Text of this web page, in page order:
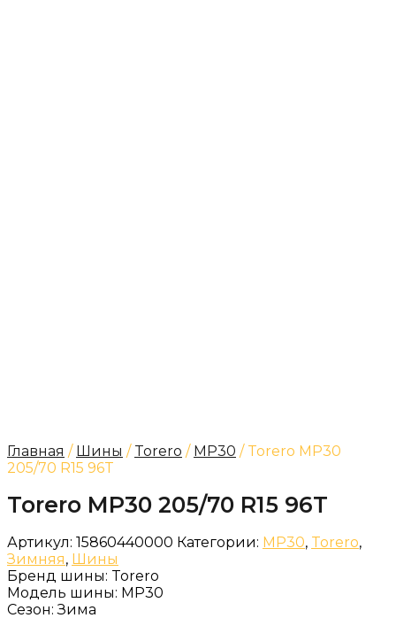
Главная / Шины / Torero / MP30 / Torero MP30
205/70 R15 96T
Torero MP30 205/70 R15 96T
Артикул: 15860440000 Категории: MP30, Torero,
Зимняя, Шины
Бренд шины: Torero
Модель шины: MP30
Сезон:Зима